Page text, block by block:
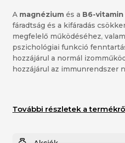
A magnézium és a B6-vitamin
fáradtság és a kifáradás
megfelelő működéséhez,
pszichológiai funkció
hozzájárul a normál
hozzájárul az immunrendszer
További részletek a